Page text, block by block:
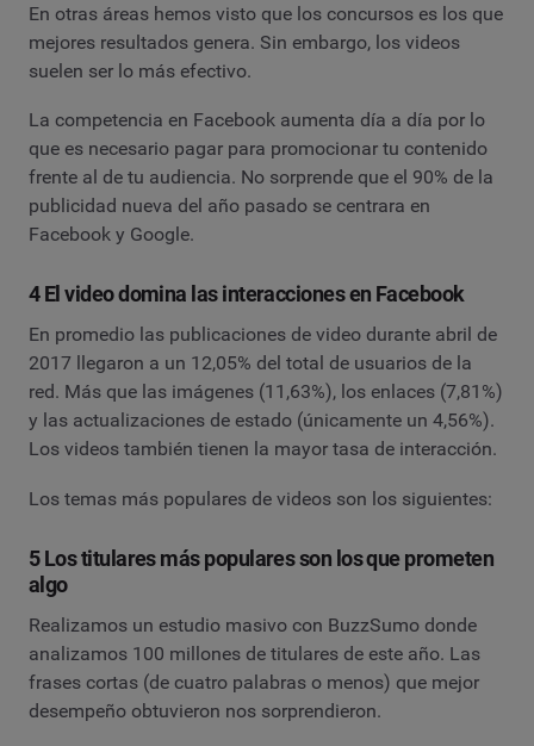
En otras áreas hemos visto que los concursos es los que
mejores resultados genera. Sin embargo, los videos
suelen ser lo más efectivo.
La competencia en Facebook aumenta día a día por lo
que es necesario pagar para promocionar tu contenido
frente al de tu audiencia. No sorprende que el 90% de la
publicidad nueva del año pasado se centrara en
Facebook y Google.
4 El video domina las interacciones en Facebook
En promedio las publicaciones de video durante abril de
2017 llegaron a un 12,05% del total de usuarios de la
red. Más que las imágenes (11,63%), los enlaces (7,81%)
y las actualizaciones de estado (únicamente un 4,56%).
Los videos también tienen la mayor tasa de interacción.
Los temas más populares de videos son los siguientes:
5 Los titulares más populares son los que prometen
algo
Realizamos un estudio masivo con BuzzSumo donde
analizamos 100 millones de titulares de este año. Las
frases cortas (de cuatro palabras o menos) que mejor
desempeño obtuvieron nos sorprendieron.